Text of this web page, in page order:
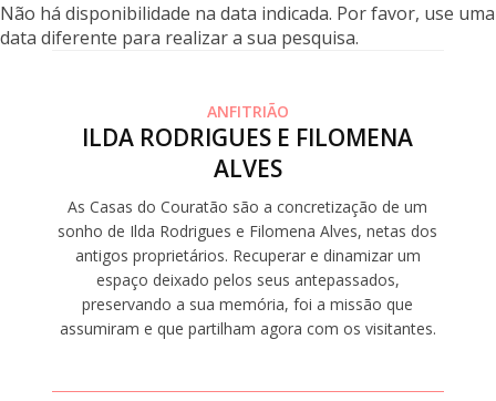
Não há disponibilidade na data indicada. Por favor, use uma
data diferente para realizar a sua pesquisa.
ANFITRIÃO
ILDA RODRIGUES E FILOMENA
ALVES
As Casas do Couratão são a concretização de um
sonho de Ilda Rodrigues e Filomena Alves, netas dos
antigos proprietários. Recuperar e dinamizar um
espaço deixado pelos seus antepassados,
preservando a sua memória, foi a missão que
assumiram e que partilham agora com os visitantes.